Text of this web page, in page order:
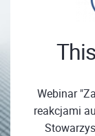
Webinar
reakcjami